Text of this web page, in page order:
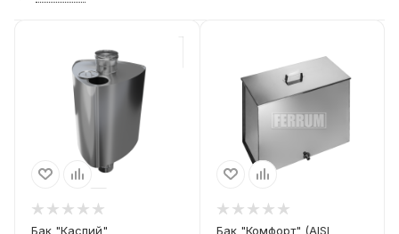
Материал
Aisi 201 1мм
Комплектация
Адаптер М-М 235
мм
Бак "Каспий"
Материал
Aisi 201 1мм
Бак "Комфорт" (AISI